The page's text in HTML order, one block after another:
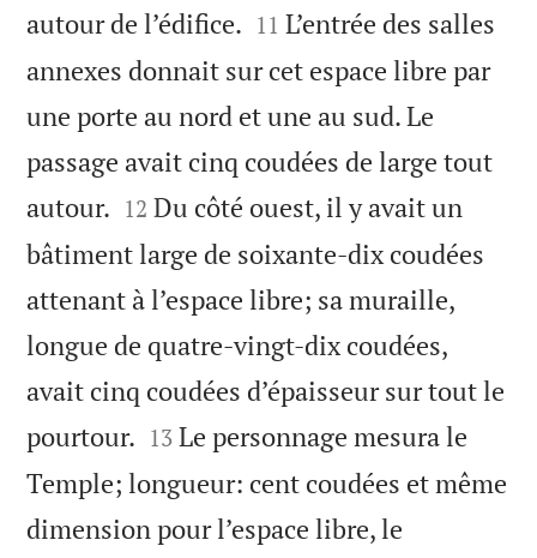
autour de l’édifice. 

11 L’entrée des salles
annexes donnait sur cet espace libre par
une porte au nord et une au sud. Le
passage avait cinq coudées de large tout
autour. 

12 Du côté ouest, il y avait un
bâtiment large de soixante-dix coudées
attenant à l’espace libre; sa muraille,
longue de quatre-vingt-dix coudées,
avait cinq coudées d’épaisseur sur tout le
pourtour. 

13 Le personnage mesura le
Temple; longueur: cent coudées et même
dimension pour l’espace libre, le